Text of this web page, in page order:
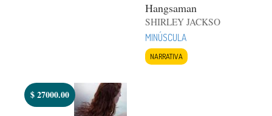
Hangsaman
SHIRLEY JACKSO
MINÚSCULA
NARRATIVA
$27000.00